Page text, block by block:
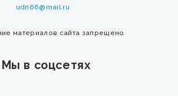
Мы в соцсетях
udn66@mail.ru
материалов сайта запрещено